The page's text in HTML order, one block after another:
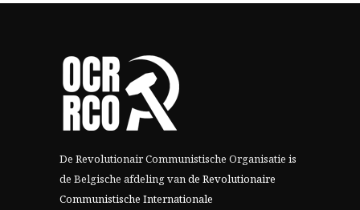
De Revolutionair Communistische Organisatie is
de Belgische afdeling vande Revolutionaire
Communistische Internationale